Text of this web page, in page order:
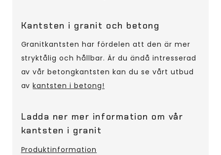
Kantsten i granit och betong
Granitkantsten har fördelen att den är mer
stryktålig och hållbar. Är du ändå intresserad
av vår betongkantsten kan du se vårt utbud
avkantsten i betong!
Ladda ner mer information om vår
kantsten i granit
Produktinformation